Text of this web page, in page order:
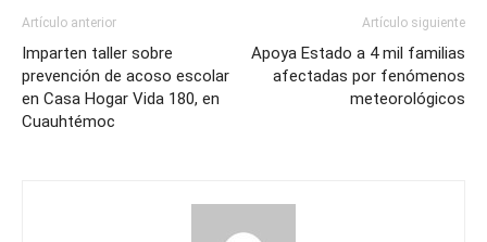
Artículo anterior
Imparten taller sobre
prevención de acoso escolar
en Casa Hogar Vida 180, en
Cuauhtémoc
Artículo siguiente
Apoya Estado a 4 mil familias
afectadas por fenómenos
meteorológicos